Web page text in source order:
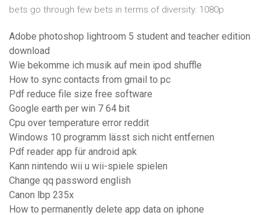
bets go through few bets in terms of diversity: 1080p
Adobe photoshop lightroom 5 student and teacher edition
download
Wie bekomme ich musik auf mein ipod shuffle
How to sync contacts from gmail to pc
Pdf reduce file size free software
Google earth per win 7 64 bit
Cpu over temperature error reddit
Windows 10 programm lässt sich nicht entfernen
Pdf reader app für android apk
Kann nintendo wii u wii-spiele spielen
Change qq password english
Canon lbp 235x
How to permanently delete app data on iphone